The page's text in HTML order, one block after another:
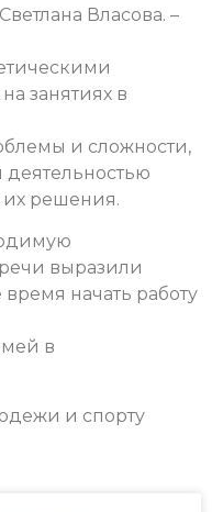
Власова. –
занятиях в
и сложности,
их решения.
выразили
начать работу
в
и спорту